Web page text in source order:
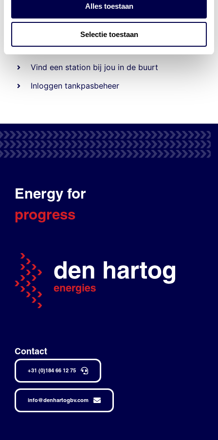
Alles toestaan
Selectie toestaan
tankstationsen duizenden
laadpassen
Den Hartog tank- en laadpas
Vind een station bij jou in de buurt
Inloggen tankpasbeheer
Energy for
progress
Contact
+31 (0)184 66 12 75
info@denhartogbv.com